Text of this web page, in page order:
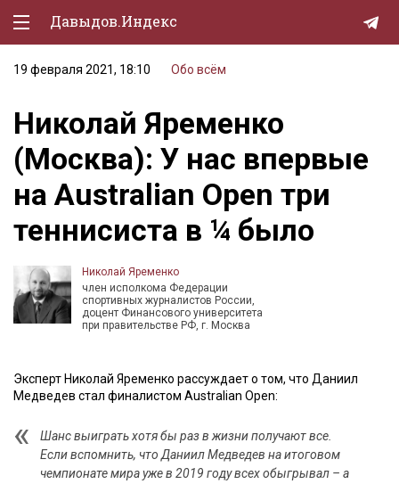
Давыдов.Индекс
Политическая жизнь
Экономика
Природа
Образование
Спорт
Культура
Lifestyle
19 февраля 2021, 18:10 Обо всём
Николай Яременко
(Москва): У нас впервые
на Australian Open три
теннисиста в ¼ было
Николай Яременко
член исполкома Федерации
спортивных журналистов России,
доцент Финансового университета
при правительстве РФ, г. Москва
Эксперт Николай Яременко рассуждает о том, что Даниил
Медведев стал финалистом Australian Open:
Шанс выиграть хотя бы раз в жизни получают все.
Если вспомнить, что Даниил Медведев на итоговом
чемпионате мира уже в 2019 году всех обыгрывал – а